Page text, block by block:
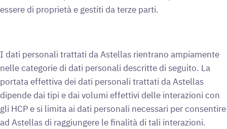
essere di proprietà e gestiti da terze parti.
I dati personali trattati da Astellas rientrano ampiamente
nelle categorie di dati personali descritte di seguito. La
portata effettiva dei dati personali trattati da Astellas
dipende dai tipi e dai volumi effettivi delle interazioni con
gli HCP e si limita ai dati personali necessari per consentire
ad Astellas di raggiungere le finalità di tali interazioni.